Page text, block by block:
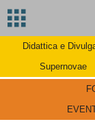
Didattica e
Supernovae